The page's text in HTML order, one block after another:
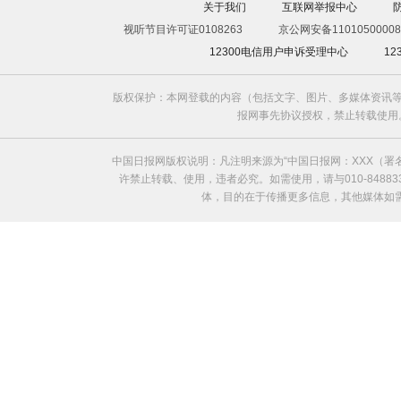
关于我们 互联网举报中心
视听节目许可证0108263
京公网安备
12300电信用户申诉受理中心
版权保护：本网登载的内容（包括文字、图片、多媒体资
报网事先协议授权，禁止转载使
中国日报网版权说明：凡注明来源为“中国日报网：XXX（
许禁止转载、使用，违者必究。如需使用，请与010-
体，目的在于传播更多信息，其他媒体